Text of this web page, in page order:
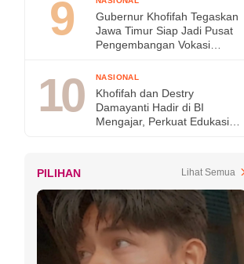
Gubernur Khofifah Tegaskan
Jawa Timur Siap Jadi Pusat
Pengembangan Vokasi
2026
NASIONAL
Khofifah dan Destry
Damayanti Hadir di BI
Mengajar, Perkuat Edukasi
PILIHAN Lihat Semua